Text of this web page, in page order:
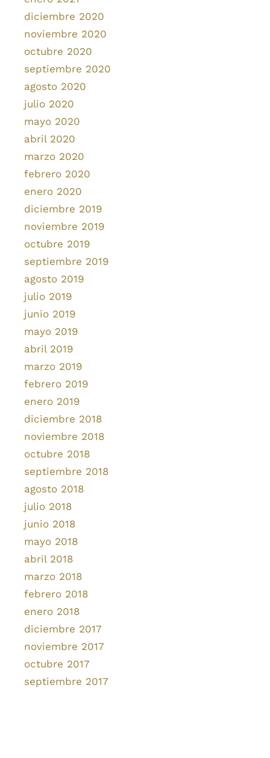
diciembre 2020
noviembre 2020
octubre 2020
septiembre 2020
agosto 2020
julio 2020
mayo 2020
abril 2020
marzo 2020
febrero 2020
enero 2020
diciembre 2019
noviembre 2019
octubre 2019
septiembre 2019
agosto 2019
julio 2019
junio 2019
mayo 2019
abril 2019
marzo 2019
febrero 2019
enero 2019
diciembre 2018
noviembre 2018
octubre 2018
septiembre 2018
agosto 2018
julio 2018
junio 2018
mayo 2018
abril 2018
marzo 2018
febrero 2018
enero 2018
diciembre 2017
noviembre 2017
octubre 2017
septiembre 2017